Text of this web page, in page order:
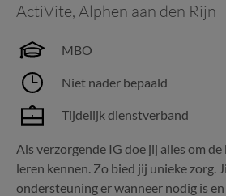
ActiVite, Alphen aan den Rijn
MBO
Niet nader bepaald
Tijdelijk dienstverband
Als verzorgende IG doe jij alles om
leren kennen. Zo bied jij unieke zorg.
ondersteuning er wanneer nodig is